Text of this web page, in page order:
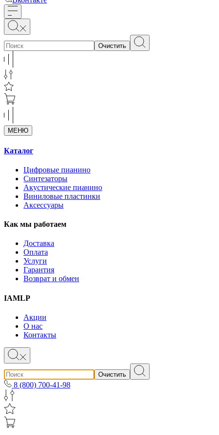
Очистить
МЕНЮ
Каталог
Цифровые пианино
Синтезаторы
Акустические пианино
Виниловые пластинки
Аксессуары
Как мы работаем
Доставка
Оплата
Услуги
Гарантия
Возврат и обмен
IAMLP
Акции
О нас
Контакты
Очистить
8 (800) 700-41-98